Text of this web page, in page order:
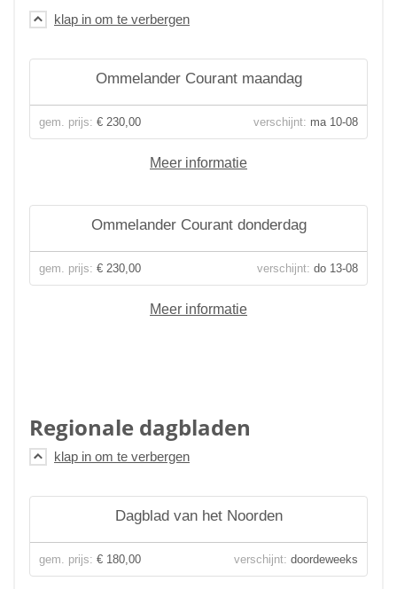
Ommelander Courant maandag
gem. prijs: € 230,00 verschijnt: ma 10-08
Meer informatie
Ommelander Courant donderdag
gem. prijs: € 230,00 verschijnt: do 13-08
Meer informatie
Regionale dagbladen
Dagblad van het Noorden
gem. prijs: € 180,00 verschijnt: doordeweeks